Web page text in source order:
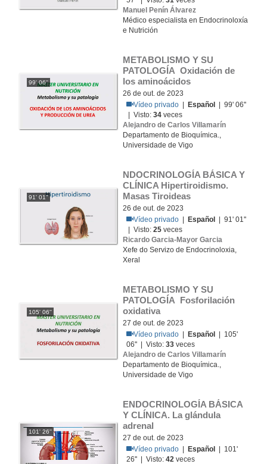
Manuel Penín Álvarez
Médico especialista en Endocrinoloxía
e Nutrición
99' 06''
METABOLISMO Y SU
PATOLOGÍA Oxidación de
los aminoácidos
26 de out. de 2023
Vídeo privado
Español
| 99' 06''
| Visto:34 veces
Alejandro de Carlos Villamarín
Departamento de Bioquímica.,
Universidade de Vigo
91' 01''
NDOCRINOLOGÍA BÁSICA Y
CLÍNICA Hipertiroidismo.
Masas Tiroideas
26 de out. de 2023
Vídeo privado
Español
| 91' 01''
| Visto:25 veces
Ricardo Garcia-Mayor Garcia
Xefe do Servizo de Endocrinoloxia,
Xeral
105' 06''
METABOLISMO Y SU
PATOLOGÍA Fosforilación
oxidativa
27 de out. de 2023
Vídeo privado
Español
| 105'
06'' | Visto:33 veces
Alejandro de Carlos Villamarín
Departamento de Bioquímica.,
Universidade de Vigo
101' 26''
ENDOCRINOLOGÍA BÁSICA
Y CLÍNICA. La glándula
adrenal
27 de out. de 2023
Vídeo privado
Español
| 101'
26'' | Visto:42 veces